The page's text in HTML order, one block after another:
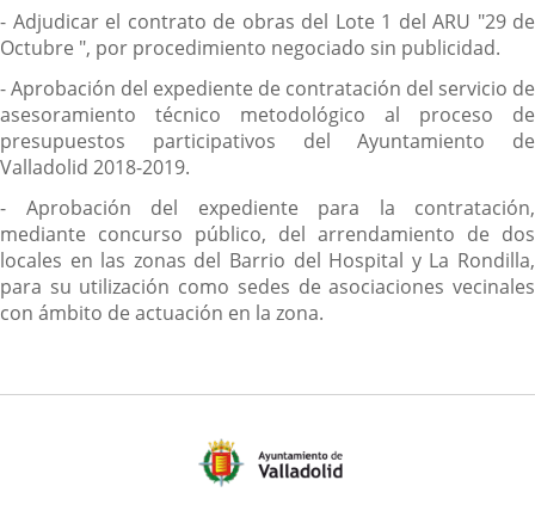
- Adjudicar el contrato de obras del Lote 1 del ARU "29 de
Octubre ", por procedimiento negociado sin publicidad.
- Aprobación del expediente de contratación del servicio de
asesoramiento técnico metodológico al proceso de
presupuestos participativos del Ayuntamiento de
Valladolid 2018-2019.
- Aprobación del expediente para la contratación,
mediante concurso público, del arrendamiento de dos
locales en las zonas del Barrio del Hospital y La Rondilla,
para su utilización como sedes de asociaciones vecinales
con ámbito de actuación en la zona.